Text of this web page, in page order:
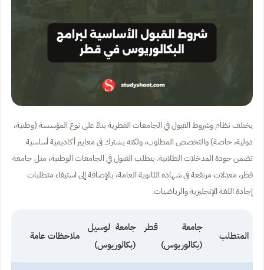
يختلف نظام وشروط القبول في الجامعات القطرية بناءً على نوع المؤسسة (وطنية،
دولية، خاصة) والتخصص المطلوب، ولكنه يشترك في معايير أكاديمية أساسية
تضمن جودة المدخلات الطلابية. يتطلب القبول في الجامعات الوطنية، مثل جامعة
قطر، معدلات مرتفعة في شهادة الثانوية العامة، بالإضافة إلى استيفاء متطلبات
إجادة اللغة الإنجليزية والرياضيات.
المتطلب
جامعة قطر
(بكالوريوس)
جامعة لوسيل
(بكالوريوس)
ملاحظات عامة